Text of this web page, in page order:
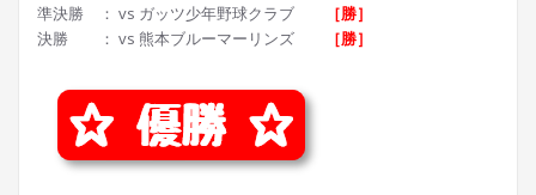
準決勝 ： vs ガッツ少年野球クラブ
［勝］
決勝 ： vs 熊本ブルーマーリンズ
［勝］